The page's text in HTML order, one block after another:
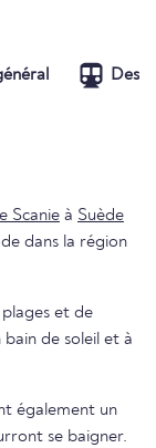
Scanie à Suède
dans la région
et de
de soleil et à
également un
se baigner.